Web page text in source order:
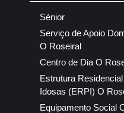
Sénior
Serviço de Apoio
O Roseiral
Centro de Dia O
Estrutura
Idosas (ERPI) O
Equipamento Social